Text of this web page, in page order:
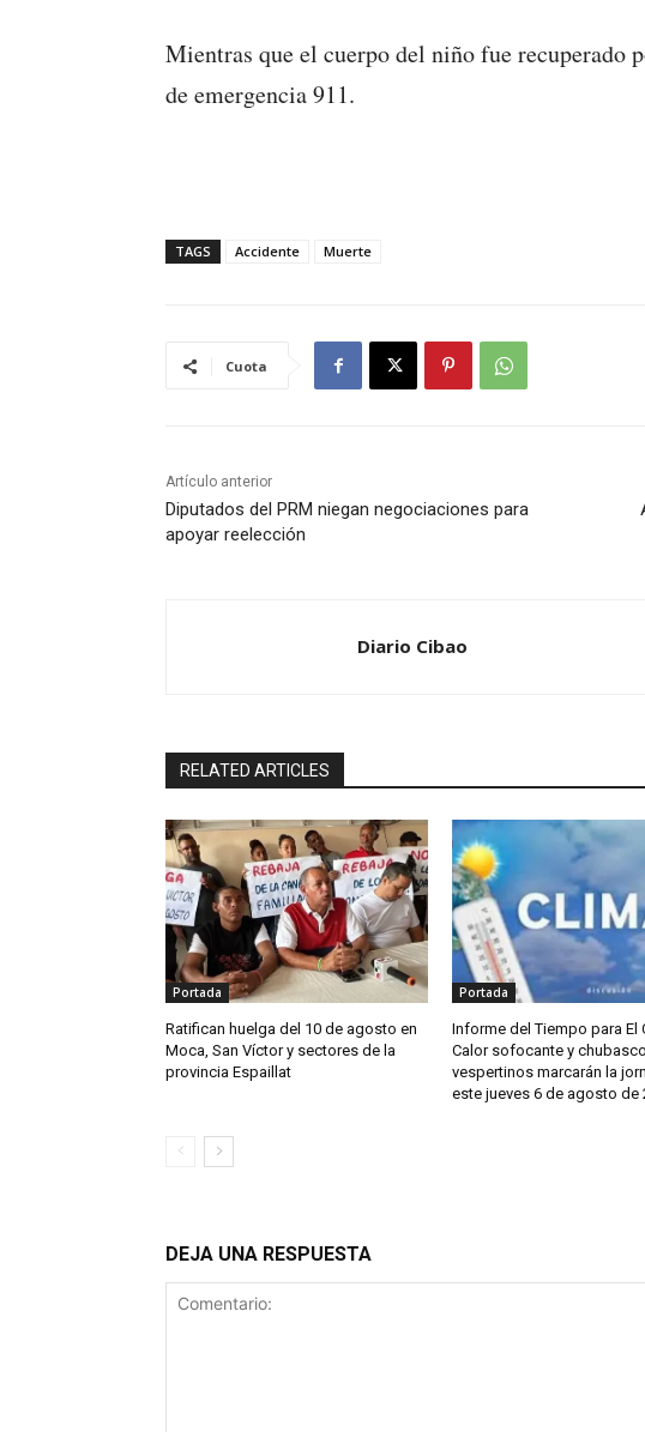
Mientras que el cuerpo del niño fue recuperado
de emergencia 911.
TAGS Accidente Muerte
Cuota
Artículo anterior
Diputados del PRM niegan negociaciones para
apoyar reelección
Diario Cibao
RELATED ARTICLES
Portada
Ratifican huelga del 10 de agosto en
Moca, San Víctor y sectores de la
provincia Espaillat
Portada
Informe del Tiempo para El
Calor sofocante y
vespertinos marcarán la
este jueves 6 de agosto de
DEJA UNA RESPUESTA